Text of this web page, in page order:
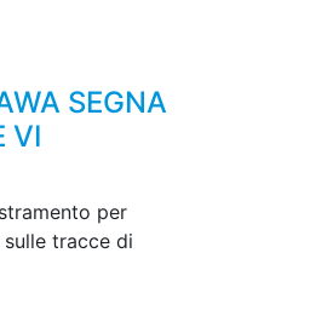
SEGNA
VI
per
tracce di